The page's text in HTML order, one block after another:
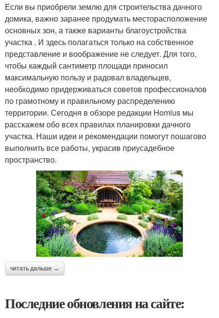
Если вы приобрели землю для строительства дачного
домика, важно заранее продумать месторасположение
основных зон, а также варианты благоустройства
участка . И здесь полагаться только на собственное
представление и воображение не следует. Для того,
чтобы каждый сантиметр площади приносил
максимальную пользу и радовал владельцев,
необходимо придерживаться советов профессионалов
по грамотному и правильному распределению
территории. Сегодня в обзоре редакции Homius мы
расскажем обо всех правилах планировки дачного
участка. Наши идеи и рекомендации помогут пошагово
выполнить все работы, украсив приусадебное
пространство.
читать дальше →
Последние обновления на сайте: